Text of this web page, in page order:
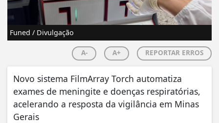
Funed / Divulgação
A- A+ REPORTAR ERROS
Novo sistema FilmArray Torch automatiza
exames de meningite e doenças respiratórias,
acelerando a resposta da vigilância em Minas
Gerais